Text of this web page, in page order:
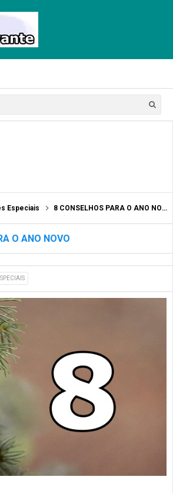
Especiais 8 CONSELHOS PARA O ANO NOVO
O ANO NOVO